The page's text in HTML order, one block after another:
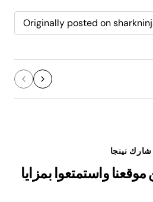
Originally posted on
نينجا
واستمتعوا بمزايا